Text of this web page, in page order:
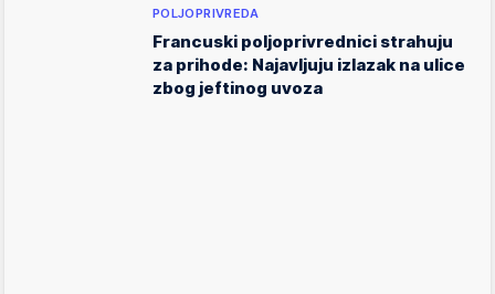
POLJOPRIVREDA
Francuski poljoprivrednici strahuju
za prihode: Najavljuju izlazak na ulice
zbog jeftinog uvoza